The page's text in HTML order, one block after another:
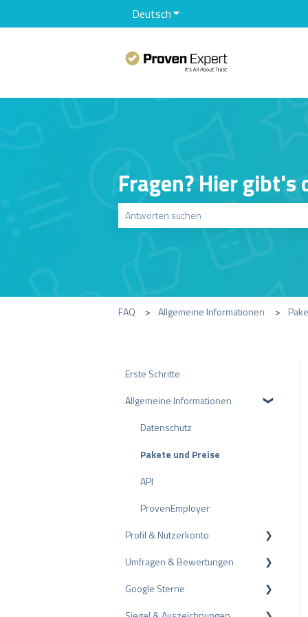
DeutschUntermenü für
Fragen? Hier
FAQ Allgemeine Informationen
Erste Schritte
Allgemeine Informationen
Datenschutz
Pakete und Preise
API
ProvenEmployer
Profil & Nutzerkonto
Profil-Einstellungen
Nutzerkonto
Umfragen & Bewertungen
Bewertungen
Google Sterne